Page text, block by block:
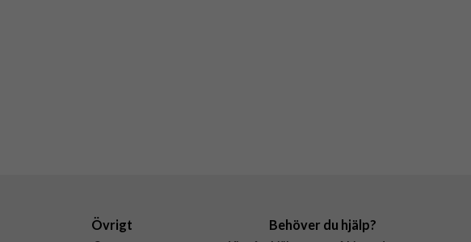
Övrigt Behöver du hjälp?